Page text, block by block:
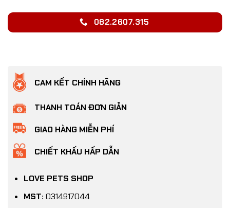
082.2607.315
CAM KẾT CHÍNH HÃNG
THANH TOÁN ĐƠN GIẢN
GIAO HÀNG MIỄN PHÍ
CHIẾT KHẤU HẤP DẪN
LOVE PETS SHOP
MST: 0314917044